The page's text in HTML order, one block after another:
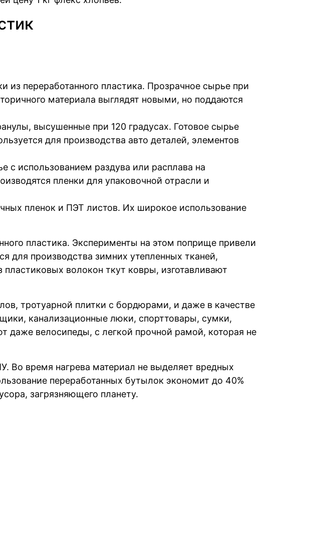
переработанного пластика. Прозрачное сырье при
материала выглядят новыми, но поддаются
высушенные при 120 градусах. Готовое сырье
для производства авто деталей, элементов
с использованием раздува или расплава на
пленки для упаковочной отрасли и
пленок и ПЭТ листов. Их широкое использование
пластика. Эксперименты на этом поприще привели
для производства зимних утепленных тканей,
волокон ткут ковры, изготавливают
тротуарной плитки с бордюрами, и даже в качестве
канализационные люки, спорттовары, сумки,
даже велосипеды, с легкой прочной рамой, которая не
Во время нагрева материал не выделяет вредных
переработанных бутылок экономит до 40%
загрязняющего планету.